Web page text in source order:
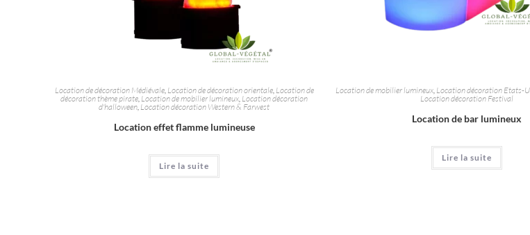
Location de décoration Médiévale, Location de décoration orientale, Location de
décoration thème pirate, Location de mobilier lumineux, Location décoration
d'halloween, Location décoration Western & Farwest
Location effet flamme lumineuse
Lire la suite
Location de mobilier lumineux, Location décoration Etats-
Location décoration Festival
Location de bar lumineux
Lire la suite